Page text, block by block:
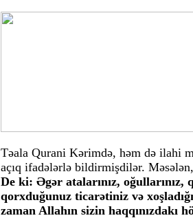
Təala Qurani Kərimdə, həm də ilahi
açıq ifadələrlə bildirmişdilər.
De ki: Əgər atalarınız, oğullarınız,
qorxduğunuz ticarətiniz və
zaman Allahın sizin haqqınızdakı